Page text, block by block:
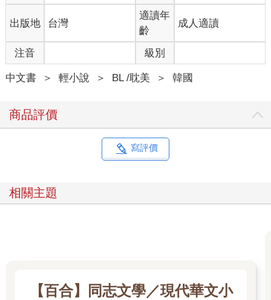
出版地 台灣
適讀年
齡
成人適讀
注音 級別
中文書 ＞ 輕小說 ＞ BL /耽美 ＞ 韓國
商品評價
寫評價
相關主題
【百合】同志文學／現代華文小